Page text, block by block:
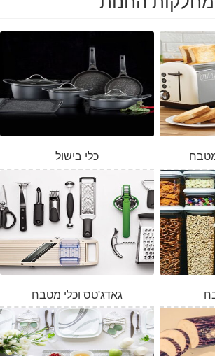
כלי בישול
גאדג'טס וכלי מטבח